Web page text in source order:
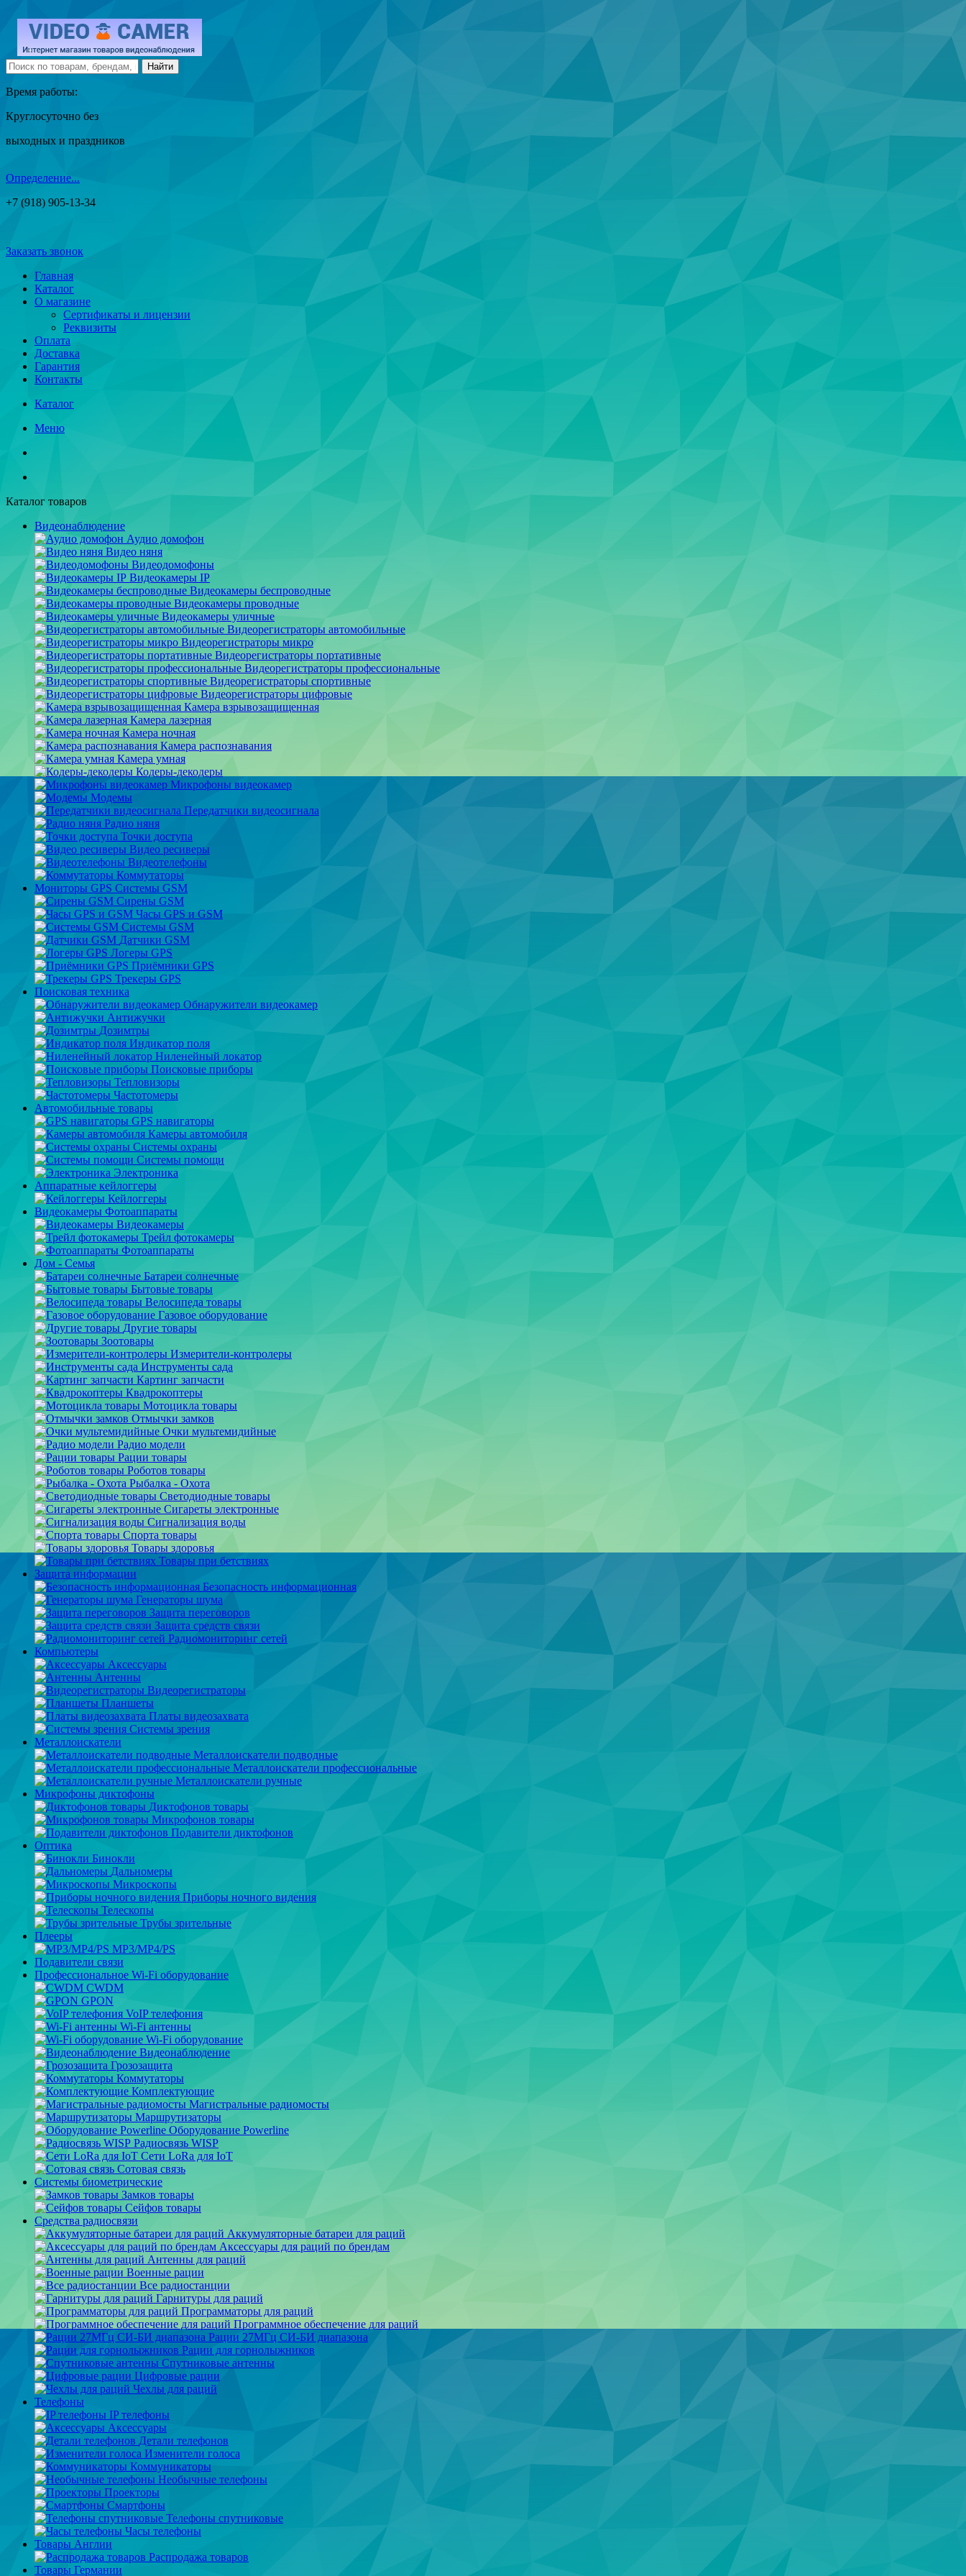
Время работы:
Круглосуточно без
выходных и праздников
Определение...
+7 (918) 905-13-34
Заказать звонок
Главная
Каталог
О магазине
Сертификаты и лицензии
Реквизиты
Оплата
Доставка
Гарантия
Контакты
Каталог
Меню
Каталог товаров
Видеонаблюдение
Аудио домофон
Видео няня
Видеодомофоны
Видеокамеры IP
Видеокамеры беспроводные
Видеокамеры проводные
Видеокамеры уличные
Видеорегистраторы автомобильные
Видеорегистраторы микро
Видеорегистраторы портативные
Видеорегистраторы профессиональные
Видеорегистраторы спортивные
Видеорегистраторы цифровые
Камера взрывозащищенная
Камера лазерная
Камера ночная
Камера распознавания
Камера умная
Кодеры-декодеры
Микрофоны видеокамер
Модемы
Передатчики видеосигнала
Радио няня
Точки доступа
Видео ресиверы
Видеотелефоны
Коммутаторы
Мониторы GPS Системы GSM
Сирены GSM
Часы GPS и GSM
Системы GSM
Датчики GSM
Логеры GPS
Приёмники GPS
Трекеры GPS
Поисковая техника
Обнаружители видеокамер
Антижучки
Дозимтры
Индикатор поля
Ниленейный локатор
Поисковые приборы
Тепловизоры
Частотомеры
Автомобильные товары
GPS навигаторы
Камеры автомобиля
Системы охраны
Системы помощи
Электроника
Аппаратные кейлоггеры
Кейлоггеры
Видеокамеры Фотоаппараты
Видеокамеры
Трейл фотокамеры
Фотоаппараты
Дом - Семья
Батареи солнечные
Бытовые товары
Велосипеда товары
Газовое оборудование
Другие товары
Зоотовары
Измерители-контролеры
Инструменты сада
Картинг запчасти
Квадрокоптеры
Мотоцикла товары
Отмычки замков
Очки мультемидийные
Радио модели
Рации товары
Роботов товары
Рыбалка - Охота
Светодиодные товары
Сигареты электронные
Сигнализация воды
Спорта товары
Товары здоровья
Товары при бетствиях
Защита информации
Безопасность информационная
Генераторы шума
Защита переговоров
Защита средств связи
Радиомониторинг сетей
Компьютеры
Аксессуары
Антенны
Видеорегистраторы
Планшеты
Платы видеозахвата
Системы зрения
Металлоискатели
Металлоискатели подводные
Металлоискатели профессиональные
Металлоискатели ручные
Микрофоны диктофоны
Диктофонов товары
Микрофонов товары
Подавители диктофонов
Оптика
Бинокли
Дальномеры
Микроскопы
Приборы ночного видения
Телескопы
Трубы зрительные
Плееры
MP3/MP4/PS
Подавители связи
Профессиональное Wi-Fi оборудование
CWDM
GPON
VoIP телефония
Wi-Fi антенны
Wi-Fi оборудование
Видеонаблюдение
Грозозащита
Коммутаторы
Комплектующие
Магистральные радиомосты
Маршрутизаторы
Оборудование Powerline
Радиосвязь WISP
Сети LoRa для IoT
Сотовая связь
Системы биометрические
Замков товары
Сейфов товары
Средства радиосвязи
Аккумуляторные батареи для раций
Аксессуары для раций по брендам
Антенны для раций
Военные рации
Все радиостанции
Гарнитуры для раций
Программаторы для раций
Программное обеспечение для раций
Рации 27МГц СИ-БИ диапазона
Рации для горнолыжников
Спутниковые антенны
Цифровые рации
Чехлы для раций
Телефоны
IP телефоны
Аксессуары
Детали телефонов
Изменители голоса
Коммуникаторы
Необычные телефоны
Проекторы
Смартфоны
Телефоны спутниковые
Часы телефоны
Товары Англии
Распродажа товаров
Товары Германии